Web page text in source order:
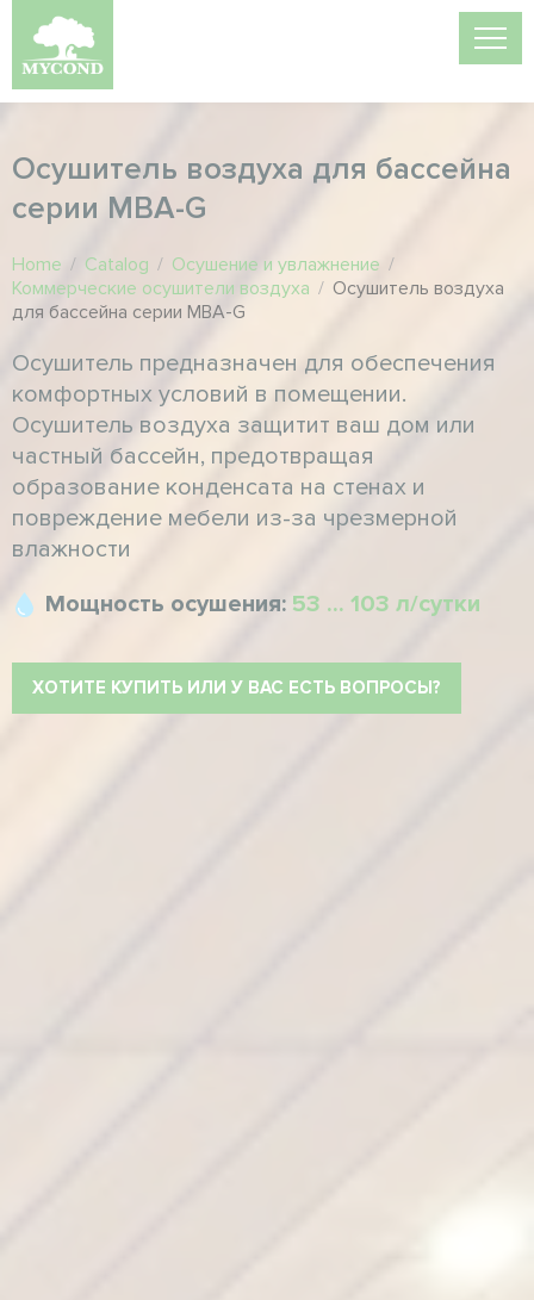
Осушитель воздуха для бассейна
серии MBA-G
Home / Catalog / Осушение и увлажнение /
Коммерческие осушители воздуха / Осушитель воздуха
для бассейна серии MBA-G
Осушитель предназначен для обеспечения
комфортных условий в помещении.
Осушитель воздуха защитит ваш дом или
частный бассейн, предотвращая
образование конденсата на стенах и
повреждение мебели из-за чрезмерной
влажности
Мощность осушения: 53 ... 103 л/сутки
ХОТИТЕ КУПИТЬ ИЛИ У ВАС ЕСТЬ ВОПРОСЫ?